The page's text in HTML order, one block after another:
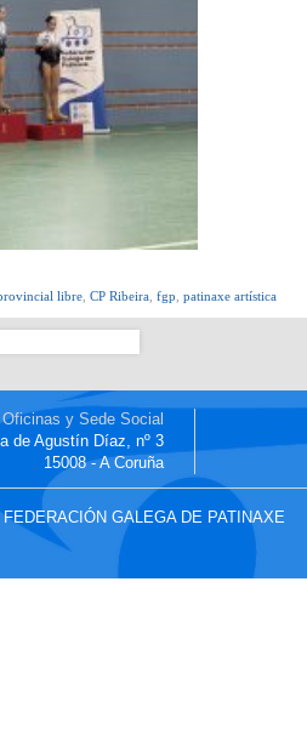
libre CP Ribeira fgp patinaxe artística
Oficinas y Sede Social
de Agustín Díaz, nº 3
15008 - A Coruña
GALEGA DE PATINAXE